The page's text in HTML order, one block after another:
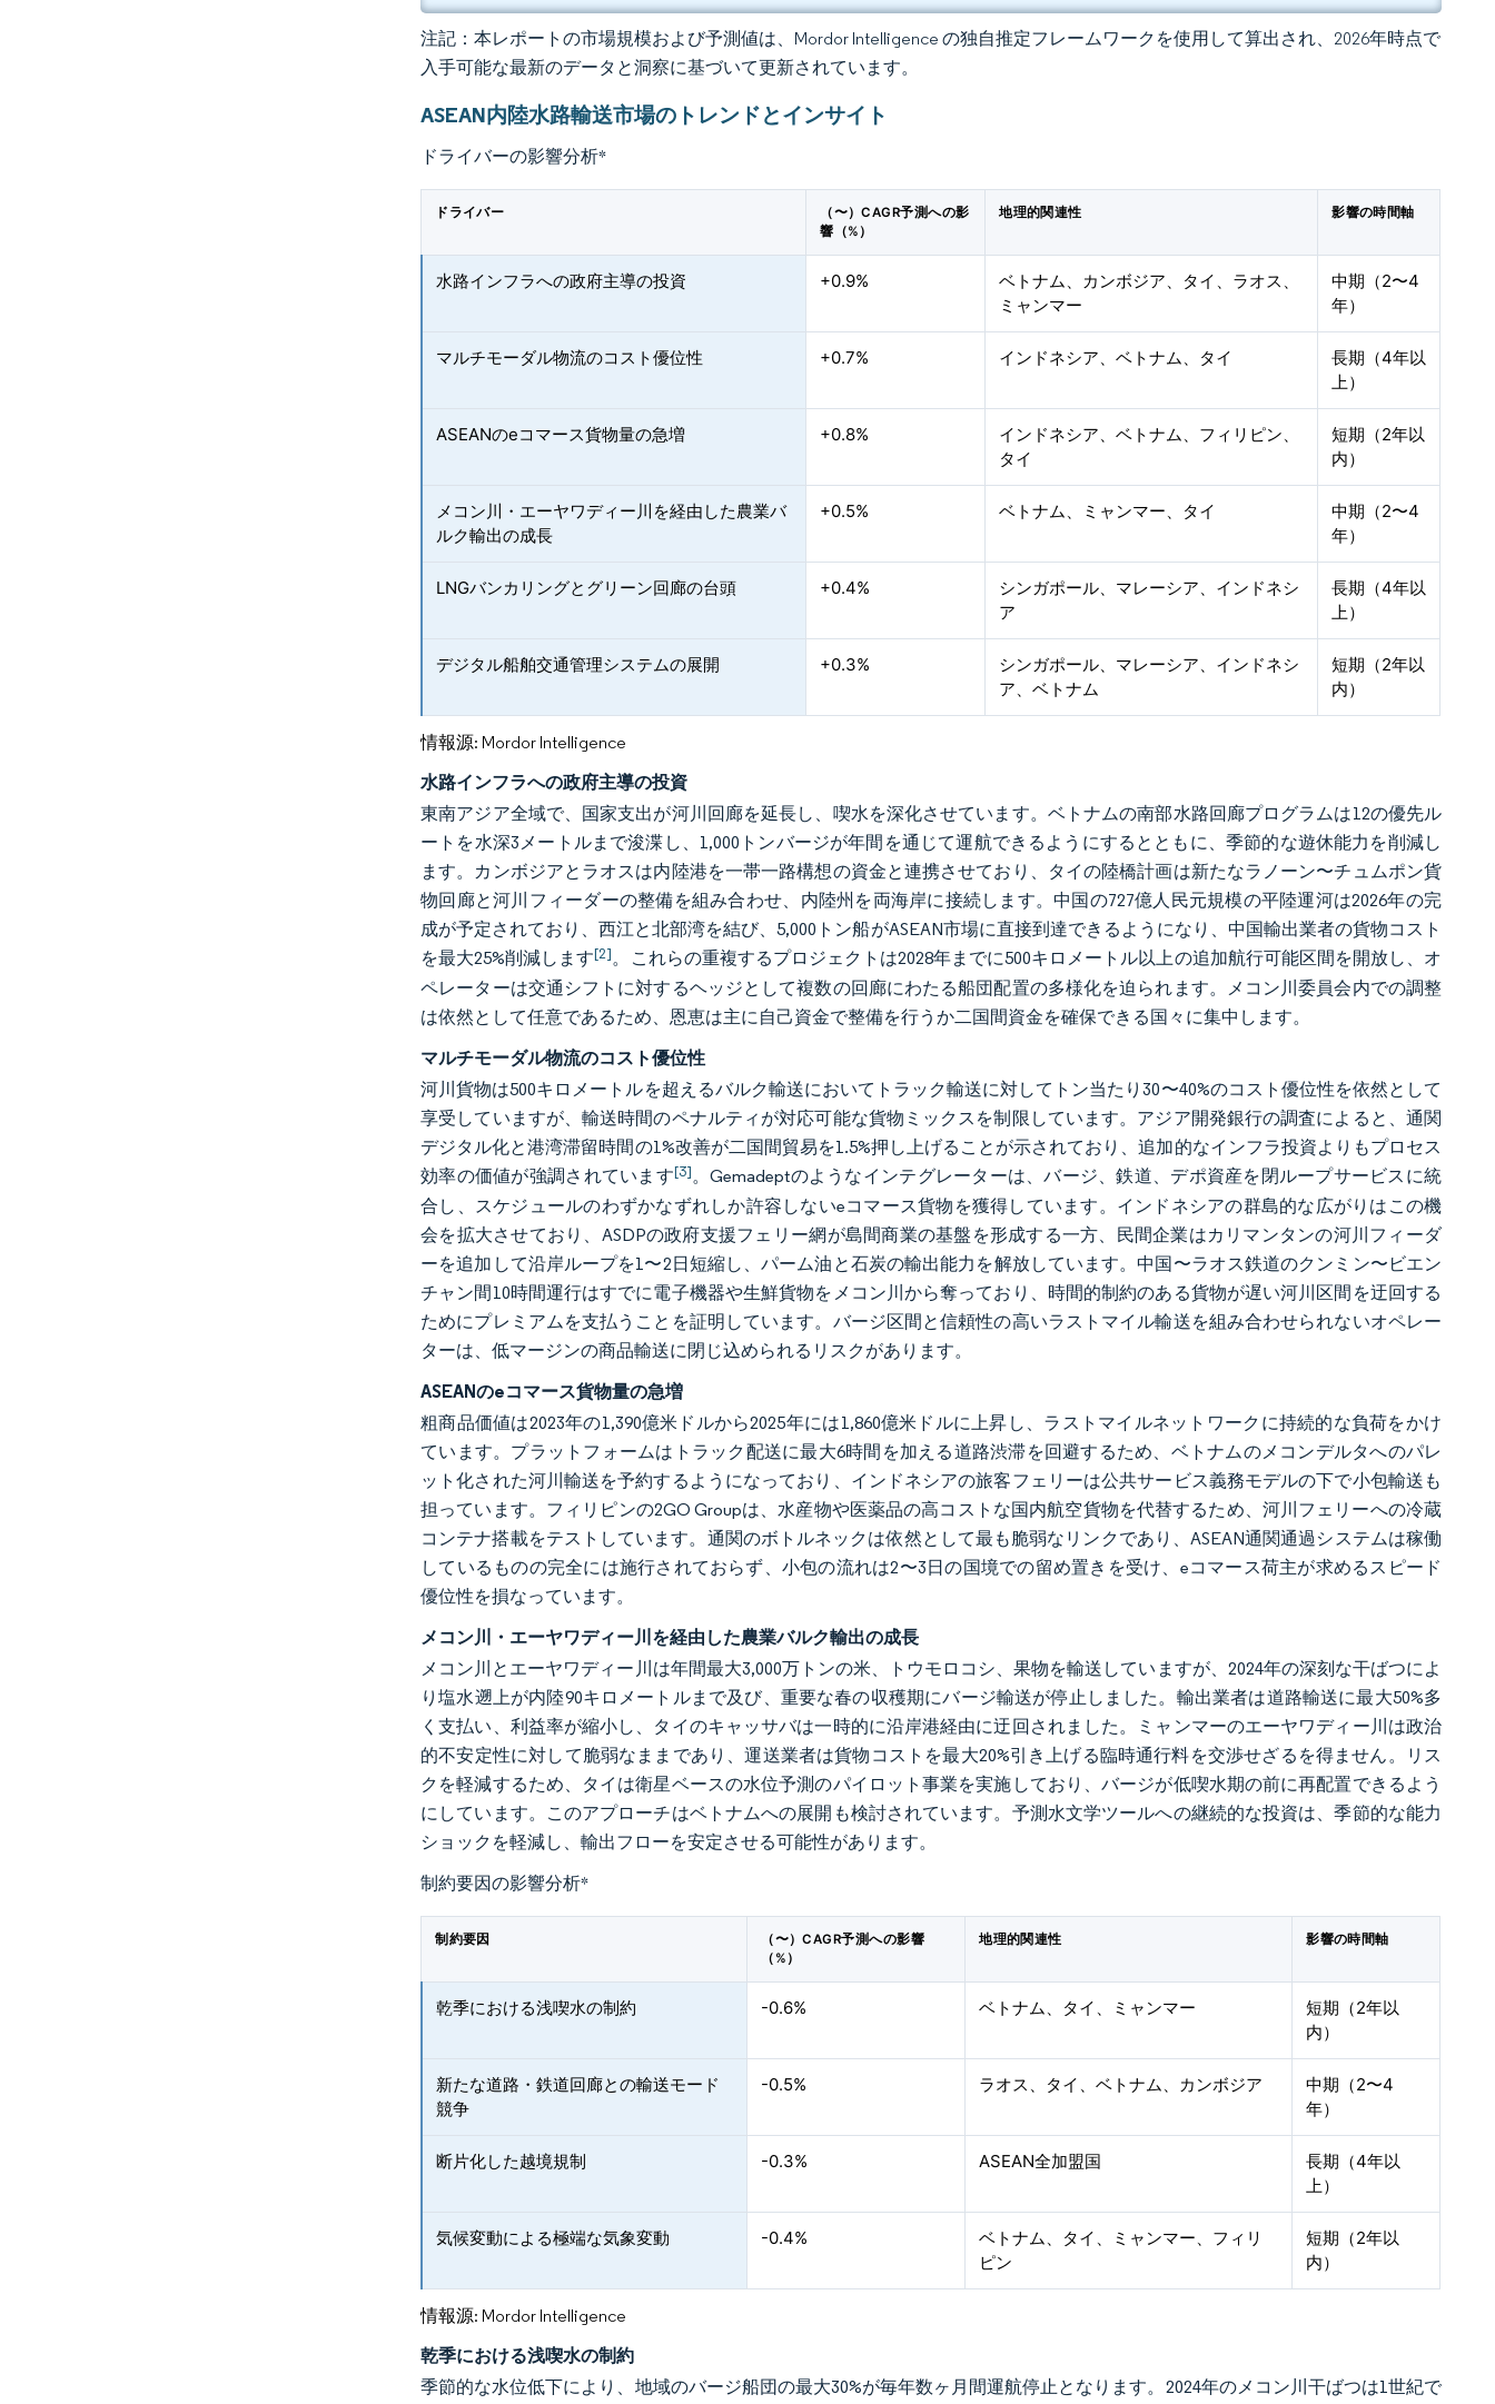
注記：本レポートの市場規模および予測値は、Mordor Intelligence の独自推定フレームワークを使用して算出され、2026年時点で
入手可能な最新のデータと洞察に基づいて更新されています。
ASEAN内陸水路輸送市場のトレンドとインサイト
ドライバーの影響分析*
ドライバー
（〜）CAGR予測への影
響（%）
地理的関連性 影響の時間軸
水路インフラへの政府主導の投資 +0.9%
ベトナム、カンボジア、タイ、ラオス、
ミャンマー
中期（2〜4
年）
マルチモーダル物流のコスト優位性 +0.7% インドネシア、ベトナム、タイ
長期（4年以
上）
ASEANのeコマース貨物量の急増 +0.8%
インドネシア、ベトナム、フィリピン、
タイ
短期（2年以
内）
メコン川・エーヤワディー川を経由した農業バ
ルク輸出の成長
+0.5% ベトナム、ミャンマー、タイ
中期（2〜4
年）
LNGバンカリングとグリーン回廊の台頭 +0.4%
シンガポール、マレーシア、インドネシ
ア
長期（4年以
上）
デジタル船舶交通管理システムの展開 +0.3%
シンガポール、マレーシア、インドネシ
ア、ベトナム
短期（2年以
内）
情報源: Mordor Intelligence
水路インフラへの政府主導の投資
東南アジア全域で、国家支出が河川回廊を延長し、喫水を深化させています。ベトナムの南部水路回廊プログラムは12の優先ル
ートを水深3メートルまで浚渫し、1,000トンバージが年間を通じて運航できるようにするとともに、季節的な遊休能力を削減し
ます。カンボジアとラオスは内陸港を一帯一路構想の資金と連携させており、タイの陸橋計画は新たなラノーン〜チュムポン貨
物回廊と河川フィーダーの整備を組み合わせ、内陸州を両海岸に接続します。中国の727億人民元規模の平陸運河は2026年の完
成が予定されており、西江と北部湾を結び、5,000トン船がASEAN市場に直接到達できるようになり、中国輸出業者の貨物コスト
を最大25%削減します[2]。これらの重複するプロジェクトは2028年までに500キロメートル以上の追加航行可能区間を開放し、オ
ペレーターは交通シフトに対するヘッジとして複数の回廊にわたる船団配置の多様化を迫られます。メコン川委員会内での調整
は依然として任意であるため、恩恵は主に自己資金で整備を行うか二国間資金を確保できる国々に集中します。
マルチモーダル物流のコスト優位性
河川貨物は500キロメートルを超えるバルク輸送においてトラック輸送に対してトン当たり30〜40%のコスト優位性を依然として
享受していますが、輸送時間のペナルティが対応可能な貨物ミックスを制限しています。アジア開発銀行の調査によると、通関
デジタル化と港湾滞留時間の1%改善が二国間貿易を1.5%押し上げることが示されており、追加的なインフラ投資よりもプロセス
効率の価値が強調されています[3]。Gemadeptのようなインテグレーターは、バージ、鉄道、デポ資産を閉ループサービスに統
合し、スケジュールのわずかなずれしか許容しないeコマース貨物を獲得しています。インドネシアの群島的な広がりはこの機
会を拡大させており、ASDPの政府支援フェリー網が島間商業の基盤を形成する一方、民間企業はカリマンタンの河川フィーダ
ーを追加して沿岸ループを1〜2日短縮し、パーム油と石炭の輸出能力を解放しています。中国〜ラオス鉄道のクンミン〜ビエン
チャン間10時間運行はすでに電子機器や生鮮貨物をメコン川から奪っており、時間的制約のある貨物が遅い河川区間を迂回する
ためにプレミアムを支払うことを証明しています。バージ区間と信頼性の高いラストマイル輸送を組み合わせられないオペレー
ターは、低マージンの商品輸送に閉じ込められるリスクがあります。
ASEANのeコマース貨物量の急増
粗商品価値は2023年の1,390億米ドルから2025年には1,860億米ドルに上昇し、ラストマイルネットワークに持続的な負荷をかけ
ています。プラットフォームはトラック配送に最大6時間を加える道路渋滞を回避するため、ベトナムのメコンデルタへのパレ
ット化された河川輸送を予約するようになっており、インドネシアの旅客フェリーは公共サービス義務モデルの下で小包輸送も
担っています。フィリピンの2GO Groupは、水産物や医薬品の高コストな国内航空貨物を代替するため、河川フェリーへの冷蔵
コンテナ搭載をテストしています。通関のボトルネックは依然として最も脆弱なリンクであり、ASEAN通関通過システムは稼働
しているものの完全には施行されておらず、小包の流れは2〜3日の国境での留め置きを受け、eコマース荷主が求めるスピード
優位性を損なっています。
メコン川・エーヤワディー川を経由した農業バルク輸出の成長
メコン川とエーヤワディー川は年間最大3,000万トンの米、トウモロコシ、果物を輸送していますが、2024年の深刻な干ばつによ
り塩水遡上が内陸90キロメートルまで及び、重要な春の収穫期にバージ輸送が停止しました。輸出業者は道路輸送に最大50%多
く支払い、利益率が縮小し、タイのキャッサバは一時的に沿岸港経由に迂回されました。ミャンマーのエーヤワディー川は政治
的不安定性に対して脆弱なままであり、運送業者は貨物コストを最大20%引き上げる臨時通行料を交渉せざるを得ません。リス
クを軽減するため、タイは衛星ベースの水位予測のパイロット事業を実施しており、バージが低喫水期の前に再配置できるよう
にしています。このアプローチはベトナムへの展開も検討されています。予測水文学ツールへの継続的な投資は、季節的な能力
ショックを軽減し、輸出フローを安定させる可能性があります。
制約要因の影響分析*
制約要因
（〜）CAGR予測への影響
（%）
地理的関連性 影響の時間軸
乾季における浅喫水の制約 -0.6% ベトナム、タイ、ミャンマー
短期（2年以
内）
新たな道路・鉄道回廊との輸送モード
競争
-0.5% ラオス、タイ、ベトナム、カンボジア
中期（2〜4
年）
断片化した越境規制 -0.3% ASEAN全加盟国
長期（4年以
上）
気候変動による極端な気象変動 -0.4%
ベトナム、タイ、ミャンマー、フィリ
ピン
短期（2年以
内）
情報源: Mordor Intelligence
乾季における浅喫水の制約
季節的な水位低下により、地域のバージ船団の最大30%が毎年数ヶ月間運航停止となります。2024年のメコン川干ばつは1世紀で